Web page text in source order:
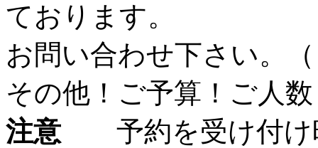
ております。
お問い合わせ下さい。
その他！ご予算！ご人
注意
予約を受け付け